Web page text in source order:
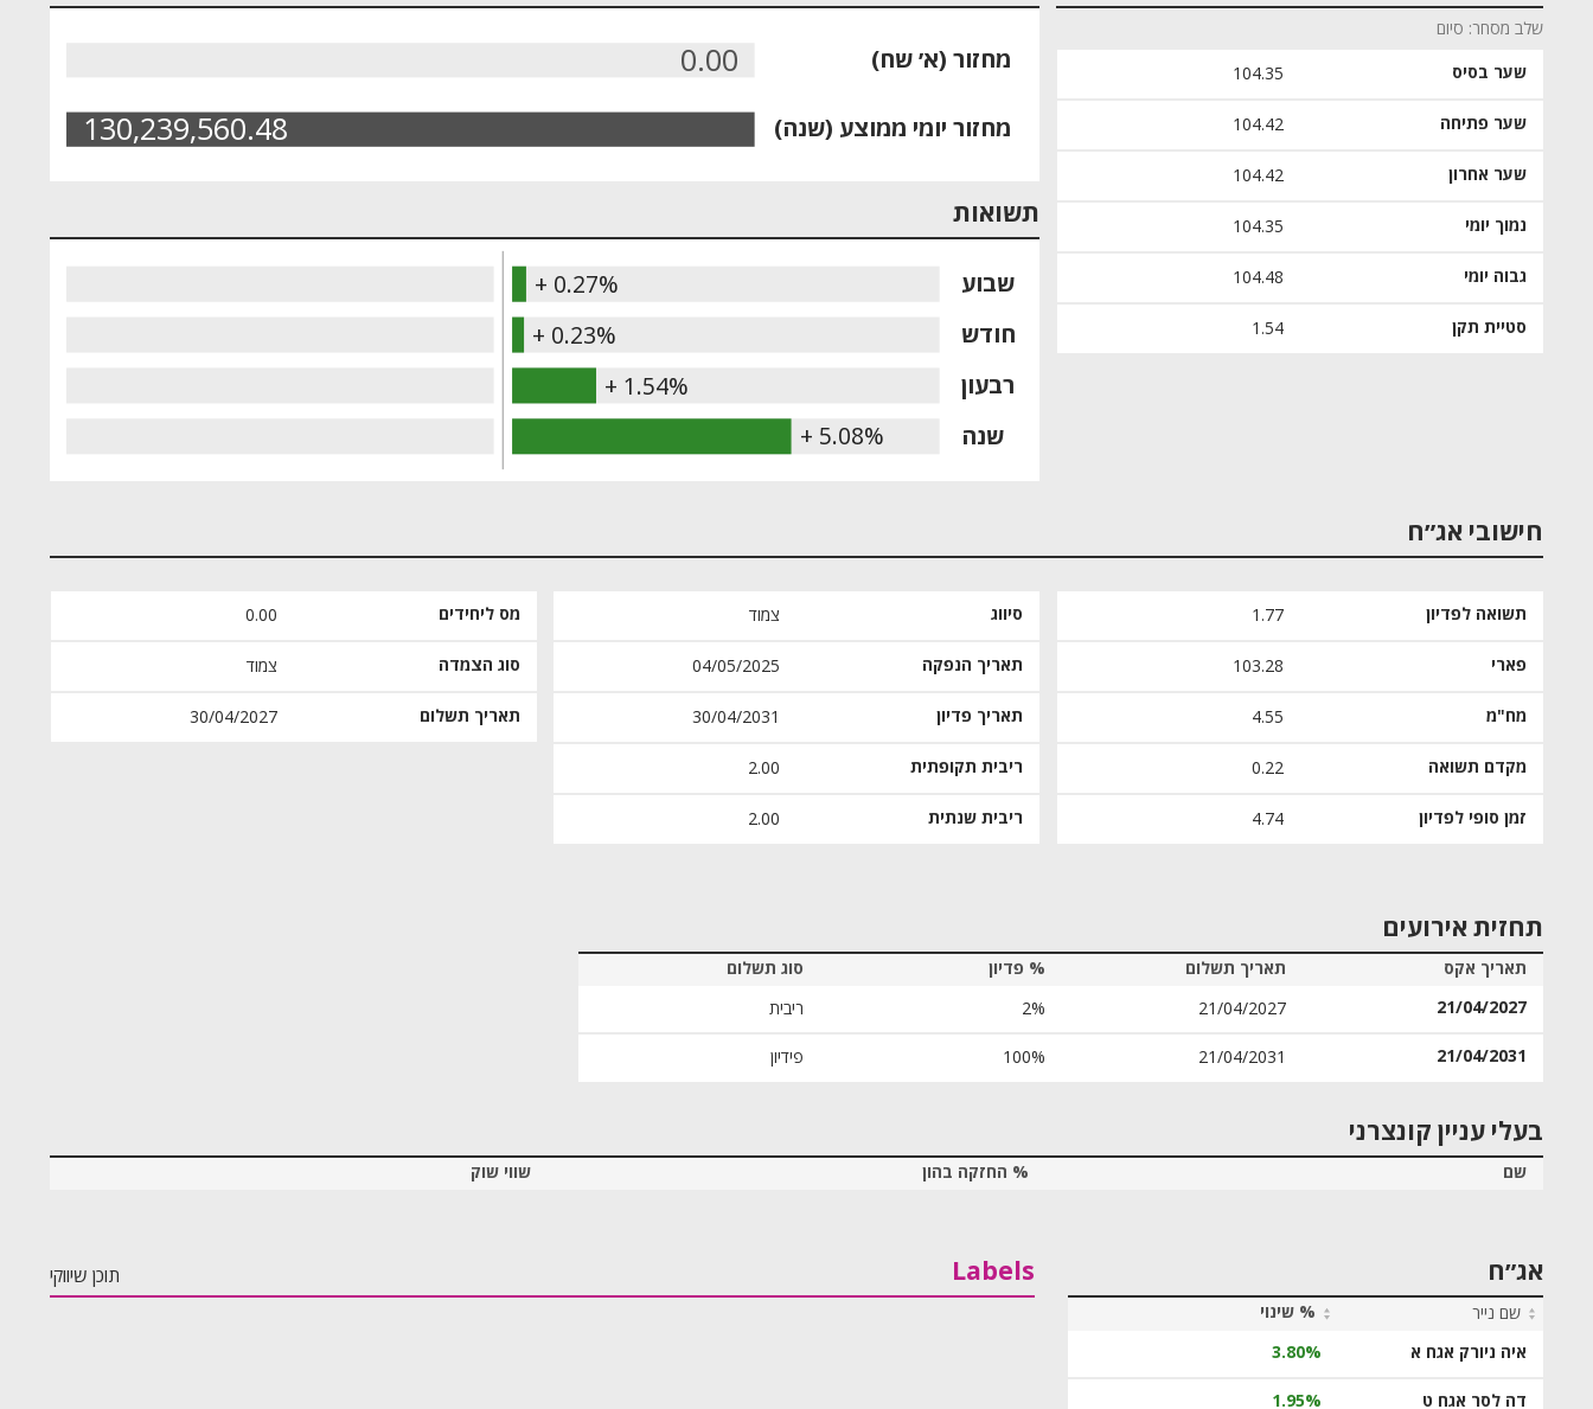
שלב מסחר סיום
שער בסיס 104.35
שער פתיחה 104.42
שער אחרון 104.42
נמוך יומי 104.35
גבוה יומי 104.48
סטיית תקן 1.54
0.00
130,239,560.48
מחזור יומי ממוצע (שנה)
מחזור (א׳ שח)
תשואות
+ 0.27%
+ 0.23%
+ 1.54%
+ 5.08% שנה
רבעון
חודש
שבוע
חישובי אג״ח
תשואה לפדיון 1.77
פארי 103.28
מח"מ 4.55
מקדם תשואה 0.22
זמן סופי לפדיון 4.74
סיווג צמוד
תאריך הנפקה 04/05/2025
תאריך פדיון 30/04/2031
ריבית תקופתית 2.00
ריבית שנתית 2.00
מס ליחידים 0.00
סוג הצמדה צמוד
תאריך תשלום 30/04/2027
תחזית אירועים
תאריך אקס תאריך תשלום % פדיון
סוג תשלום
21/04/2027
21/04/2027
2% ריבית
21/04/2031
21/04/2031
100% פידיון
בעלי עניין קונצרני
שם % החזקה בהון שווי שוק
אג״ח
שם נייר
% שינוי
איה ניורק אגח א
3.80%
דה לסר אגח ט 1.95%
Labels תוכן שיווקי